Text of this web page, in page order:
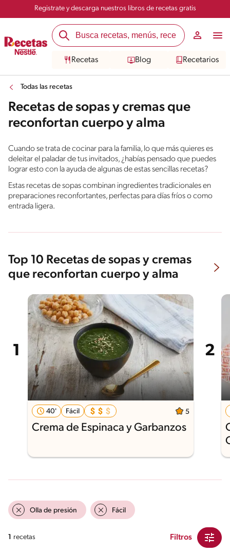
Registrate y descarga nuestros libros de recetas gratis
Recetas Blog Recetarios
Todas las recetas
Recetas de sopas y cremas que
reconfortan cuerpo y alma
Cuando se trata de cocinar para la familia, lo que más quieres es
deleitar el paladar de tus invitados, ¿habías pensado que puedes
lograr esto con la ayuda de algunas de estas sencillas recetas?
Estas recetas de sopas combinan ingredientes tradicionales en
preparaciones reconfortantes, perfectas para días fríos o como
entrada ligera.
Top 10 Recetas de sopas y cremas
que reconfortan cuerpo y alma
40' Fácil 5
Crema de Espinaca y Garbanzos
Olla de presión Fácil
1 recetas Filtros